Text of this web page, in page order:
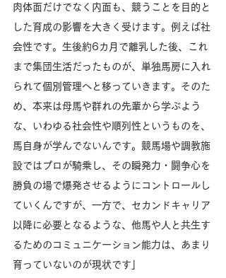
肉体面だけでなく内面も、競うことを目的と
した育成の影響を大きく受けます。例えば社
会性です。生後約6カ月で離乳した後、これ
まで集団生活だったものが、単独馬房に入れ
られて個別管理へと移っていきます。そのた
め、本来は母馬や群れの先輩から学ぶよう
な、いわゆる社会性や順列性というものを、
馬自身が学んでないんです。競馬場や調教施
設ではプロが騎乗し、その瞬発力・闘争心を
勝負の場で爆発させるようにコントロールし
ていくんですが、一方で、セカンドキャリア
以降に必要となるような、他馬や人と共生す
るためのコミュニケーション能力は、あまり
育っていないのが現状です」